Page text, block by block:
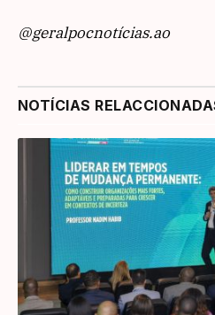
@geralpocnotícias.ao
NOTÍCIAS